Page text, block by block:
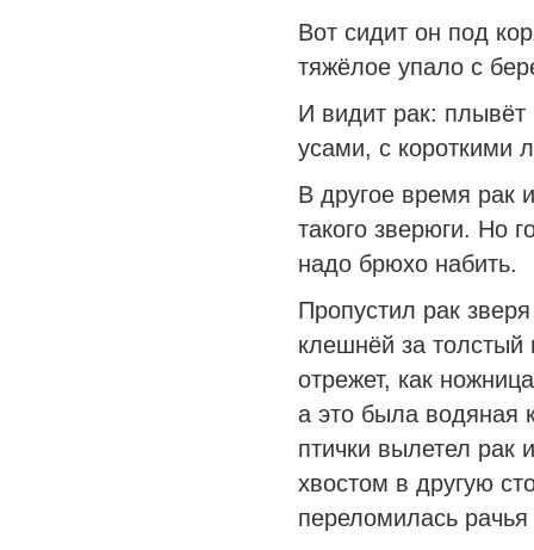
Вот сидит он под
тяжёлое упало с
И видит рак:
усами, с короткими
В другое время рак
такого зверюги. Но
надо брюхо набить.
Пропустил рак
клешнёй за
отрежет, как
а это была водяная
птички вылетел рак
хвостом в другую
переломилась